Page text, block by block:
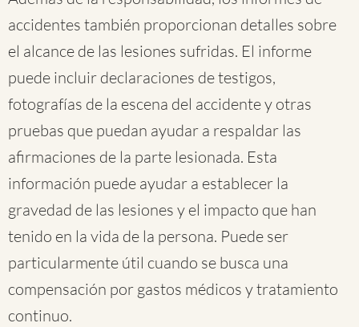
accidentes también proporcionan detalles sobre
el alcance de las lesiones sufridas. El informe
puede incluir declaraciones de testigos,
fotografías de la escena del accidente y otras
pruebas que puedan ayudar a respaldar las
afirmaciones de la parte lesionada. Esta
información puede ayudar a establecer la
gravedad de las lesiones y el impacto que han
tenido en la vida de la persona. Puede ser
particularmente útil cuando se busca una
compensación por gastos médicos y tratamiento
continuo.